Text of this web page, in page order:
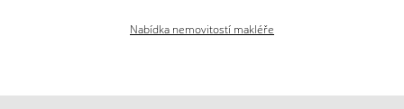
Nabídka nemovitostí makléře